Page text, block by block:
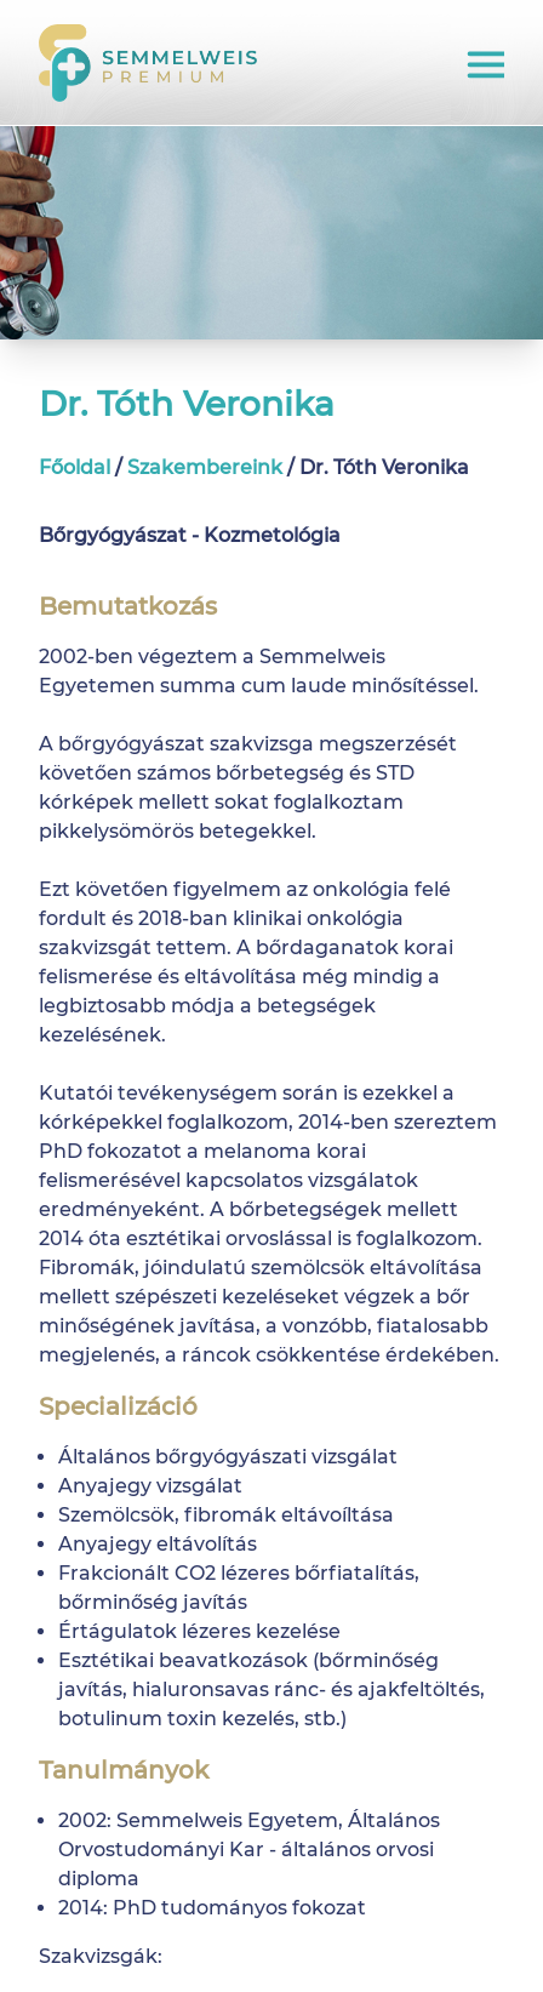
Dr. Tóth Veronika
Főoldal / Szakembereink /Dr. Tóth Veronika
Bőrgyógyászat - Kozmetológia
Bemutatkozás
2002-ben végeztem a Semmelweis
Egyetemen summa cum laude minősítéssel.
A bőrgyógyászat szakvizsga megszerzését
követően számos bőrbetegség és STD
kórképek mellett sokat foglalkoztam
pikkelysömörös betegekkel.
Ezt követően figyelmem az onkológia felé
fordult és 2018-ban klinikai onkológia
szakvizsgát tettem. A bőrdaganatok korai
felismerése és eltávolítása még mindig a
legbiztosabb módja a betegségek
kezelésének.
Kutatói tevékenységem során is ezekkel a
kórképekkel foglalkozom, 2014-ben szereztem
PhD fokozatot a melanoma korai
felismerésével kapcsolatos vizsgálatok
eredményeként. A bőrbetegségek mellett
2014 óta esztétikai orvoslással is foglalkozom.
Fibromák, jóindulatú szemölcsök eltávolítása
mellett szépészeti kezeléseket végzek a bőr
minőségének javítása, a vonzóbb, fiatalosabb
megjelenés, a ráncok csökkentése érdekében.
Specializáció
Általános bőrgyógyászati vizsgálat
Anyajegy vizsgálat
Szemölcsök, fibromák eltávoíltása
Anyajegy eltávolítás
Frakcionált CO2 lézeres bőrfiatalítás,
bőrminőség javítás
Értágulatok lézeres kezelése
Esztétikai beavatkozások (bőrminőség
javítás, hialuronsavas ránc- és ajakfeltöltés,
botulinum toxin kezelés, stb.)
Tanulmányok
2002: Semmelweis Egyetem, Általános
Orvostudományi Kar - általános orvosi
diploma
2014: PhD tudományos fokozat
Szakvizsgák: